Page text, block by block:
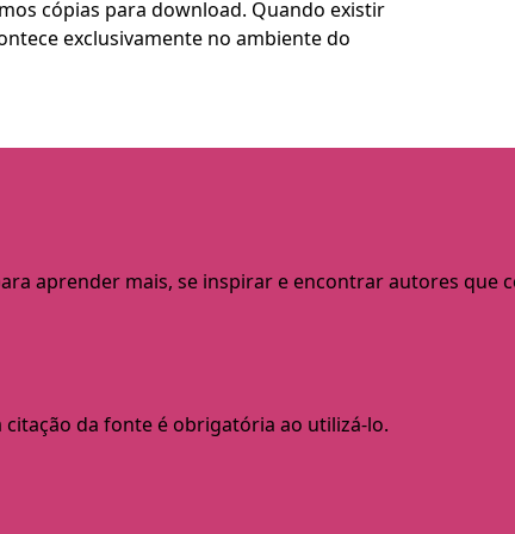
cópias para download. Quando existir
exclusivamente no ambiente do
aprender mais, se inspirar e encontrar autores que
da fonte é obrigatória ao utilizá-lo.